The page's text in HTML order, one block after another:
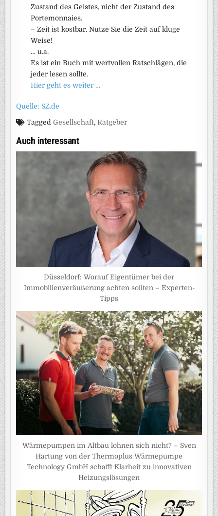
Zustand des Geistes, nicht der Zustand des
Portemonnaies.
– Zeit ist kostbar. Nutze Sie die Zeit auf kluge
Weise!
… u.a.
Es ist ein Buch mit wertvollen Ratschlägen, die
jeder lesen sollte.
Hier geht es weiter …
Quelle: SZ.de
TaggedGesellschaft,Ratgeber
Auch interessant
Düsseldorf: Worauf Eigentümer bei der
Immobilienveräußerung achten sollten – Experten-
Tipps
Wärmepumpen im Altbau lohnen sich nicht? – Sven
Hartung von der Thermoplus Wärmepumpe
Technology GmbH schafft Klarheit zu innovativen
Heizungslösungen